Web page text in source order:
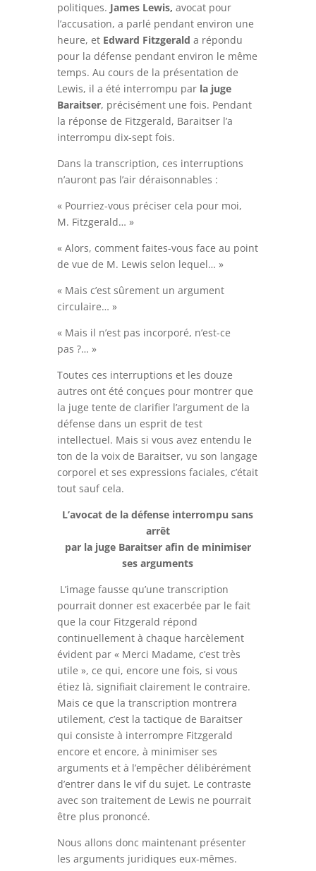
politiques. James Lewis, avocat pour
l’accusation, a parlé pendant environ une
heure, et Edward Fitzgerald a répondu
pour la défense pendant environ le même
temps. Au cours de la présentation de
Lewis, il a été interrompu par la juge
Baraitser, précisément une fois. Pendant
la réponse de Fitzgerald, Baraitser l’a
interrompu dix-sept fois.
Dans la transcription, ces interruptions
n’auront pas l’air déraisonnables :
« Pourriez-vous préciser cela pour moi,
M. Fitzgerald… »
« Alors, comment faites-vous face au point
de vue de M. Lewis selon lequel… »
« Mais c’est sûrement un argument
circulaire… »
« Mais il n’est pas incorporé, n’est-ce
pas ?… »
Toutes ces interruptions et les douze
autres ont été conçues pour montrer que
la juge tente de clarifier l’argument de la
défense dans un esprit de test
intellectuel. Mais si vous avez entendu le
ton de la voix de Baraitser, vu son langage
corporel et ses expressions faciales, c’était
tout sauf cela.
L’avocat de la défense interrompu sans
arrêt
par la juge Baraitser afin de minimiser
ses arguments
L’image fausse qu’une transcription
pourrait donner est exacerbée par le fait
que la cour Fitzgerald répond
continuellement à chaque harcèlement
évident par « Merci Madame, c’est très
utile », ce qui, encore une fois, si vous
étiez là, signifiait clairement le contraire.
Mais ce que la transcription montrera
utilement, c’est la tactique de Baraitser
qui consiste à interrompre Fitzgerald
encore et encore, à minimiser ses
arguments et à l’empêcher délibérément
d’entrer dans le vif du sujet. Le contraste
avec son traitement de Lewis ne pourrait
être plus prononcé.
Nous allons donc maintenant présenter
les arguments juridiques eux-mêmes.